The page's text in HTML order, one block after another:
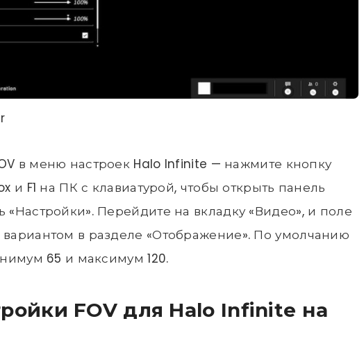
в меню настроек Halo Infinite — нажмите кнопку
и F1 на ПК с клавиатурой, чтобы открыть панель
«Настройки». Перейдите на вкладку «Видео», и поле
в разделе «Отображение». По умолчанию
65 и максимум 120.
FOV для Halo Infinite на